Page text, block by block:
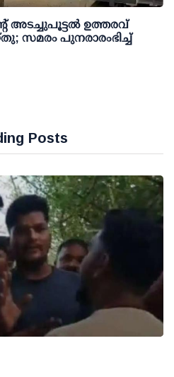
അടച്ചുപൂട്ടൽ ഉത്തരവ്
സമരം പുനരാരംഭിച്ച്
Posts